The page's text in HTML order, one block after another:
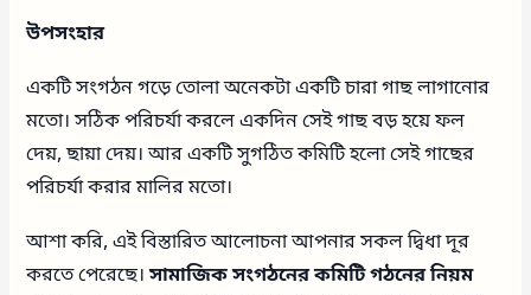
উপসংহার
একটি সংগঠন গড়ে তোলা অনেকটা একটি চারা গাছ লাগানোর
মতো। সঠিক পরিচর্যা করলে একদিন সেই গাছ বড় হয়ে ফল
দেয়, ছায়া দেয়। আর একটি সুগঠিত কমিটি হলো সেই গাছের
পরিচর্যা করার মালির মতো।
আশা করি, এই বিস্তারিত আলোচনা আপনার সকল দ্বিধা দূর
করতে পেরেছে।সামাজিক সংগঠনের কমিটি গঠনের নিয়ম